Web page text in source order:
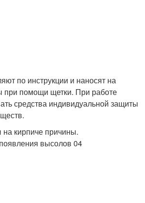
по инструкции и наносят на
при помощи щетки. При работе
средства индивидуальной защиты